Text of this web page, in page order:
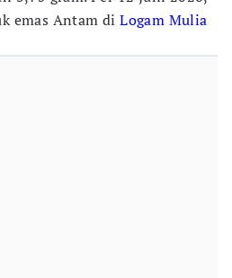
emas Antam diLogam Mulia